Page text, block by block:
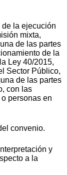
la ejecución
mixta,
de las partes
de la
Ley 40/2015,
Sector Público,
de las partes
con las
personas en
convenio.
y
a la